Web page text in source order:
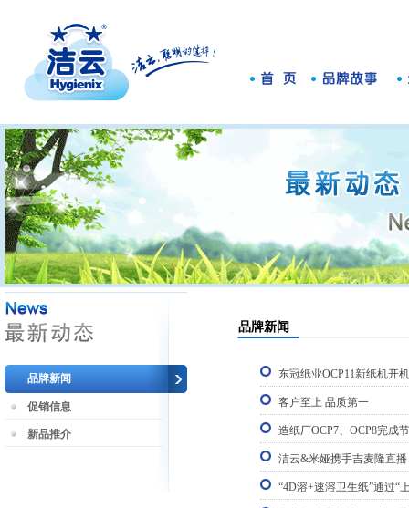
品牌新闻
促销信息
新品推介
品牌新闻
东冠纸业OCP11新纸机开
客户至上 品质第一
造纸厂OCP7、OCP8完成
洁云&米娅携手吉麦隆直播
“4D溶+速溶卫生纸”通过“